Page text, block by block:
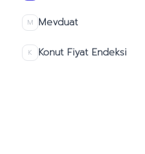
M Mevduat
K Konut Fiyat Endeksi